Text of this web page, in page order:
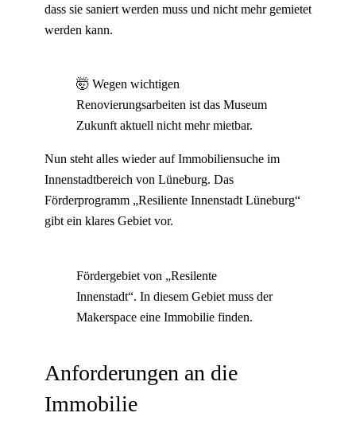
dass sie saniert werden muss und nicht mehr gemietet
werden kann.
🤯 Wegen wichtigen
Renovierungsarbeiten ist das Museum
Zukunft aktuell nicht mehr mietbar.
Nun steht alles wieder auf Immobiliensuche im
Innenstadtbereich von Lüneburg. Das
Förderprogramm „Resiliente Innenstadt Lüneburg“
gibt ein klares Gebiet vor.
Fördergebiet von „Resilente
Innenstadt“. In diesem Gebiet muss der
Makerspace eine Immobilie finden.
Anforderungen an die
Immobilie